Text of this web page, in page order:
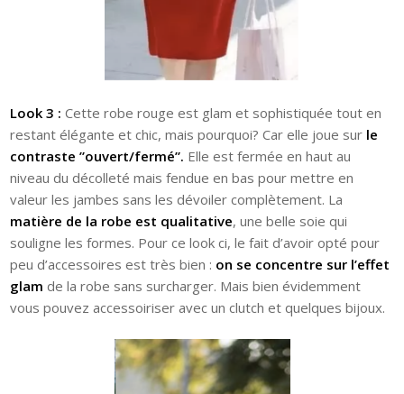
Look 3 : Cette robe rouge est glam et sophistiquée tout en
restant élégante et chic, mais pourquoi? Car elle joue sur le
contraste ”ouvert/fermé”. Elle est fermée en haut au
niveau du décolleté mais fendue en bas pour mettre en
valeur les jambes sans les dévoiler complètement. La
matière de la robe est qualitative, une belle soie qui
souligne les formes. Pour ce look ci, le fait d’avoir opté pour
peu d’accessoires est très bien : on se concentre sur l’effet
glam de la robe sans surcharger. Mais bien évidemment
vous pouvez accessoiriser avec un clutch et quelques bijoux.